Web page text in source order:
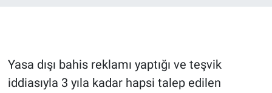
Yasa dışı bahis reklamı yaptığı ve teşvik
iddiasıyla 3 yıla kadar hapsi talep edilen
Günün görüntüsü